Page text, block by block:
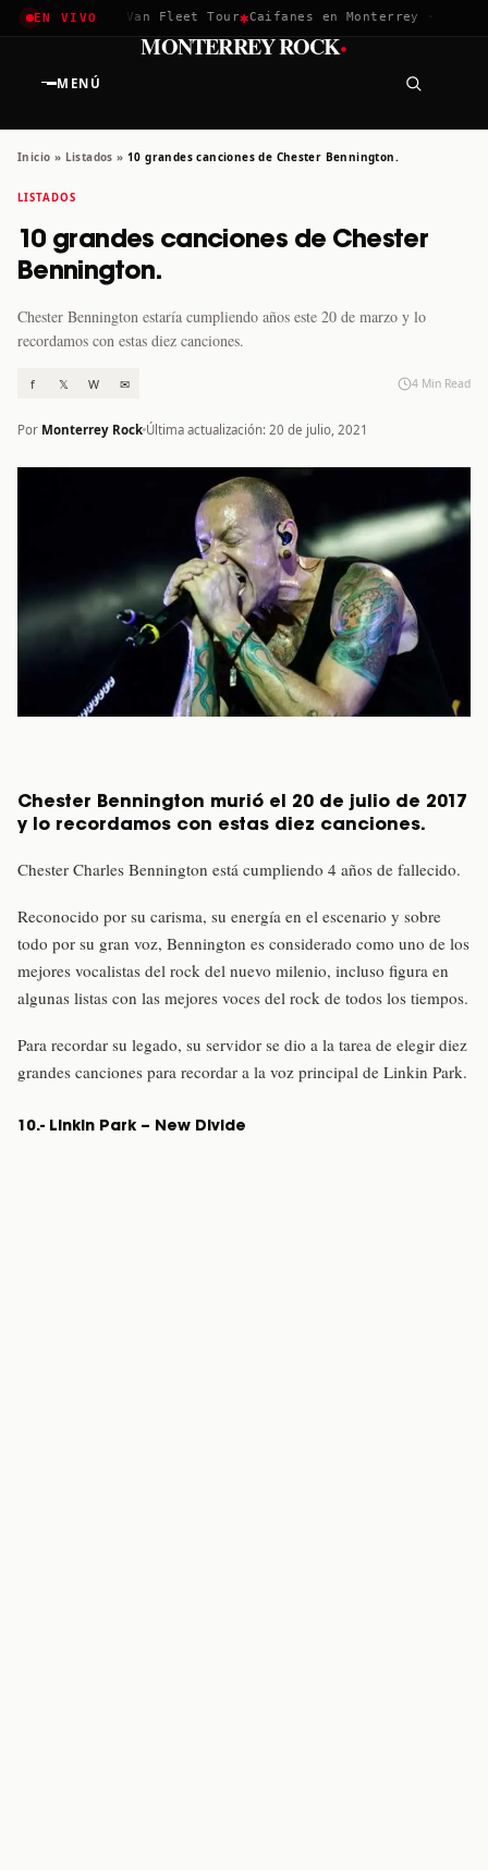
EN VIVO
2026✱ Greta Van Fleet Tour✱Caifanes en Monterrey · 12 Dic
MENÚ
MONTERREY ROCK·
Inicio » Listados » 10 grandes canciones de Chester Bennington.
LISTADOS
10 grandes canciones de Chester
Bennington.
Chester Bennington estaría cumpliendo años este 20 de marzo y lo
recordamos con estas diez canciones.
f 𝕏 W ✉ 4 Min Read
Por Monterrey Rock Última actualización: 20 de julio, 2021
Chester Bennington murió el 20 de julio de 2017
y lo recordamos con estas diez canciones.
Chester Charles Bennington está cumpliendo 4 años de fallecido.
Reconocido por su carisma, su energía en el escenario y sobre
todo por su gran voz, Bennington es considerado como uno de los
mejores vocalistas del rock del nuevo milenio, incluso figura en
algunas listas con las mejores voces del rock de todos los tiempos.
Para recordar su legado, su servidor se dio a la tarea de elegir diez
grandes canciones para recordar a la voz principal de Linkin Park.
10.- Linkin Park – New Divide